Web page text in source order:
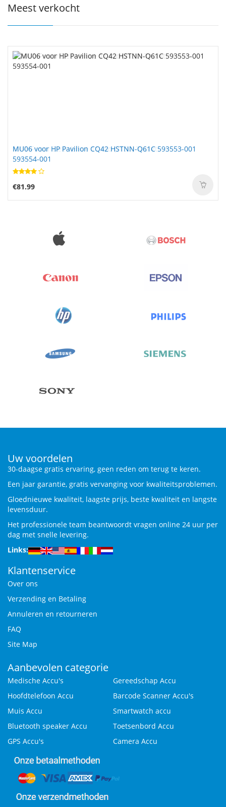
Meest verkocht
MU06 voor HP Pavilion CQ42 HSTNN-Q61C 593553-001
593554-001
€81.99
Uw voordelen
30-daagse gratis ervaring, geen reden om terug te keren.
Een jaar garantie, gratis vervanging voor kwaliteitsproblemen.
Gloednieuwe kwaliteit, laagste prijs, beste kwaliteit en langste
levensduur.
Het professionele team beantwoordt vragen online 24 uur per
dag met snelle levering.
Links:
Klantenservice
Over ons
Verzending en Betaling
Annuleren en retourneren
FAQ
Site Map
Aanbevolen categorie
Medische Accu's
Gereedschap Accu
Hoofdtelefoon Accu
Barcode Scanner Accu's
Muis Accu
Smartwatch accu
Bluetooth speaker Accu
Toetsenbord Accu
GPS Accu's
Camera Accu